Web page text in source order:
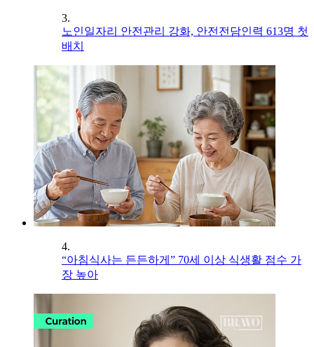
3.
노인일자리 안전관리 강화, 안전전담인력 613명 첫
배치
4.
“아침식사는 든든하게” 70세 이상 식생활 점수 가
장 높아